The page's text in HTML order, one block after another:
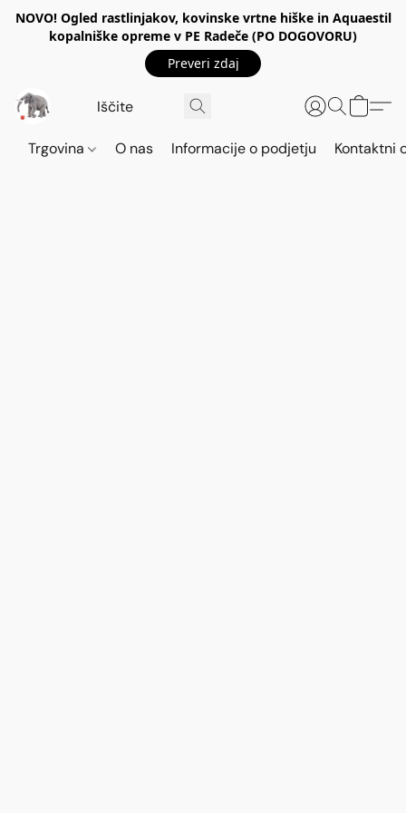
NOVO! Ogled rastlinjakov, kovinske vrtne hiške in Aquaestil
kopalniške opreme v PE Radeče (PO DOGOVORU)
Preveri zdaj
Trgovina O nas Informacije o podjetju Kontaktni